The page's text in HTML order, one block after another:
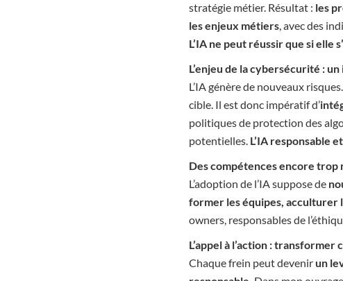
stratégie métier. Résultat : les
les enjeux métiers, avec des
L’IA ne peut réussir que si elle
L’enjeu de la cybersécurité :
L’IA génère de nouveaux
cible. Il est donc impératif d’
politiques de protection des
potentielles. L’IA responsable
Des compétences encore
L’adoption de l’IA suppose de
former les équipes, acculturer
owners, responsables de
L’appel à l’action :
Chaque frein peut devenir un